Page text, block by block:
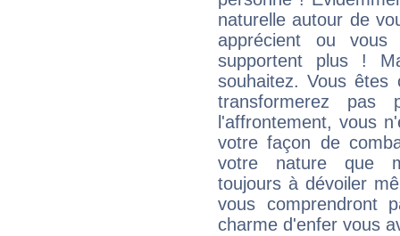
naturelle autour de
apprécient ou
supportent plus !
souhaitez. Vous
transformerez
l'affrontement, vous
votre façon de
votre nature que
toujours à dévoiler
vous comprendront
charme d'enfer vous